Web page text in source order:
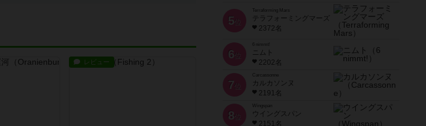
レビュー
5 位
Terraforming Mars
テラフォーミングマーズ
2372名
6 位
ニムト
2202名
7 位
Carcassonne
カルカソンヌ
2191名
8 位
Wingspan
ウイングスパン
2151名